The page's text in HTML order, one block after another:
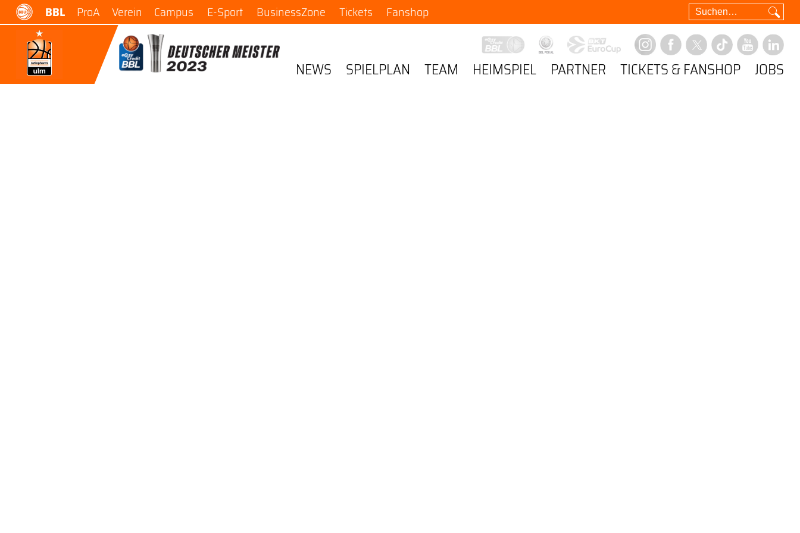
BBL ProA Verein Campus E-Sport BusinessZone Tickets Fanshop
NEWS SPIELPLAN TEAM HEIMSPIEL PARTNER TICKETS & FANSHOP JOBS